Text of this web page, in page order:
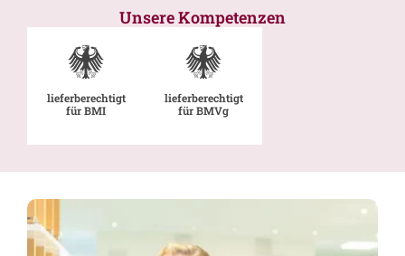
Unsere Kompetenzen
lieferberechtigt
für BMI
lieferberechtigt
für BMVg